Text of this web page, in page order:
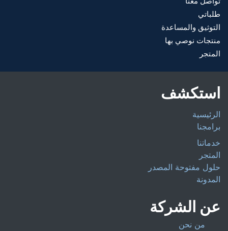
طلباتي
التوثيق والمساعدة
منتجات نوصي بها
المتجر
استكشف
الرئيسية
برامجنا
خدماتنا
المتجر
حلول مفتوحة المصدر
المدونة
عن الشركة
من نحن